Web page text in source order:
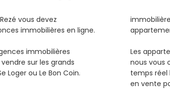
vous devez
immobilières en ligne.
immobilières
sur les grands
Loger ou Le Bon Coin.
Les
nous vous
temps
en vente